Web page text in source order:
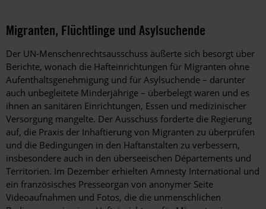
Migranten, Flüchtlinge und Asylsuchende
Der UN-Menschenrechtsausschuss äußerte sich besorgt über
Berichte, wonach die Hafteinrichtungen für Migranten ohne
Aufenthaltsgenehmigung und für Asylsuchende – darunter
auch unbegleitete Minderjährige – überbelegt waren und es
ihnen an sanitären Einrichtungen, Essen und medizinischer
Versorgung mangelte. Der Ausschuss forderte die Regierung
auf, die Praxis der Inhaftierung von Migranten zu überprüfen
und die Bedingungen in den Haftanstalten zu verbessern,
insbesondere auch in den überseeischen Départements und
Territorien. Im Dezember erhielten Amnesty International und
ein französisches Presseorgan von anonymer Seite
Videoaufnahmen und Fotos, die die unmenschlichen